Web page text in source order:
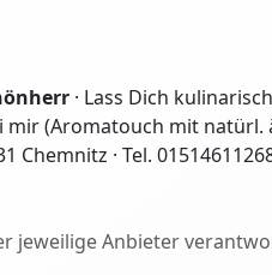
· Lass Dich
(Aromatouch mit natürl.
Chemnitz · Tel.
jeweilige Anbieter